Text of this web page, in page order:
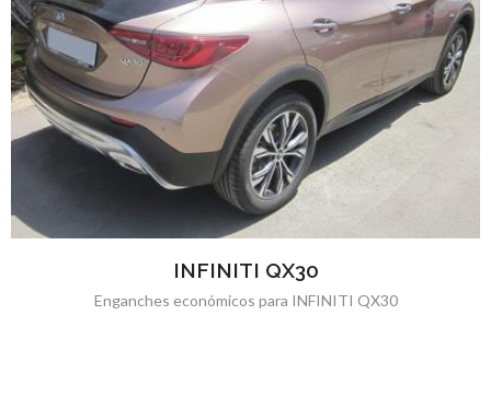
INFINITI QX30
Enganches económicos para INFINITI QX30